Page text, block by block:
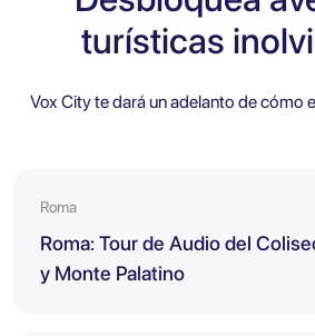
turísticas
Vox City te dará un adelanto de cómo
Roma
Roma: Tour de Audio del
y Monte Palatino